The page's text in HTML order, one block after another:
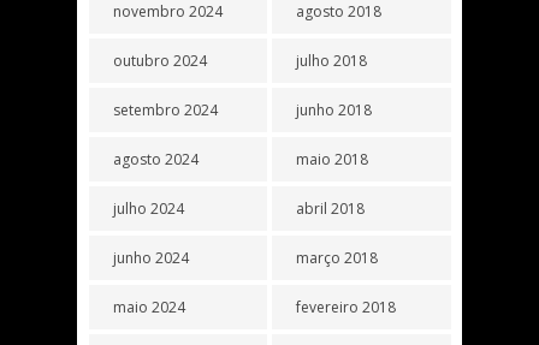
novembro 2024
outubro 2024
setembro 2024
agosto 2024
julho 2024
junho 2024
maio 2024
agosto 2018
julho 2018
junho 2018
maio 2018
abril 2018
março 2018
fevereiro 2018